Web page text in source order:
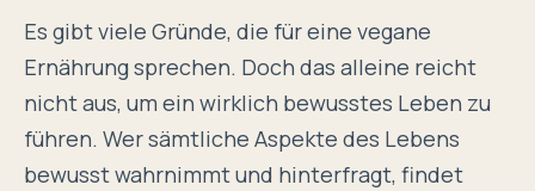
Es gibt viele Gründe, die für eine vegane
Ernährung sprechen. Doch das alleine reicht
nicht aus, um ein wirklich bewusstes Leben zu
führen. Wer sämtliche Aspekte des Lebens
bewusst wahrnimmt und hinterfragt, findet